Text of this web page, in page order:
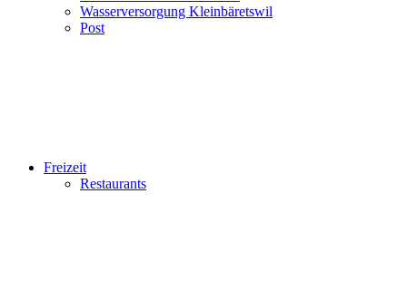
Wasserversorgung Kleinbäretswil
Post
Freizeit
Restaurants